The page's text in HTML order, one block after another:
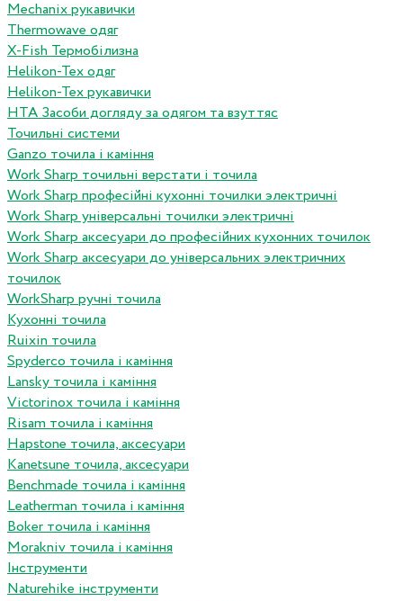
Mechanix рукавички
Thermowave одяг
X-Fish Термобілизна
Helikon-Tex одяг
Helikon-Tex рукавички
HTA Засоби догляду за одягом та взуттяс
Точильні системи
Ganzo точила і каміння
Work Sharp точильні верстати і точила
Work Sharp професiйнi кухоннi точилки электричнi
Work Sharp унiверсальнi точилки электричнi
Work Sharp аксесуари до професiйних кухонних точилок
Work Sharp аксесуари до унiверсальних электричних
точилок
WorkSharp ручні точила
Кухонні точила
Ruixin точила
Spyderco точила і каміння
Lansky точила і каміння
Victorinox точила і каміння
Risam точила і каміння
Hapstone точила, аксесуари
Kanetsune точила, аксесуари
Benchmade точила і каміння
Leatherman точила і каміння
Boker точила і каміння
Morakniv точила і каміння
Інструменти
Naturehike інструменти